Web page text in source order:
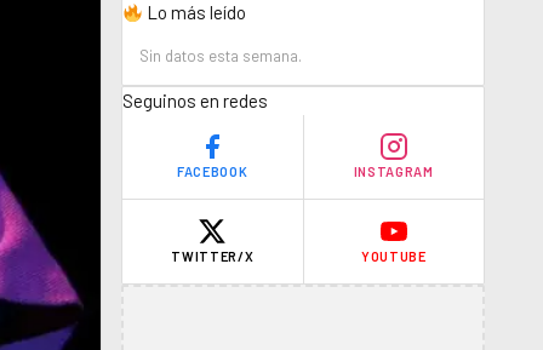
Lo más leído
Sin datos esta semana.
Seguinos en redes
FACEBOOK INSTAGRAM
TWITTER/X YOUTUBE